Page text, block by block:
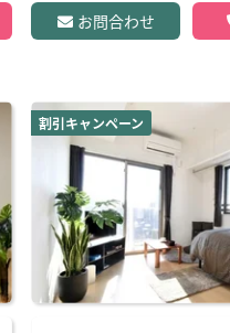
お問合わせ
割引キャンペーン